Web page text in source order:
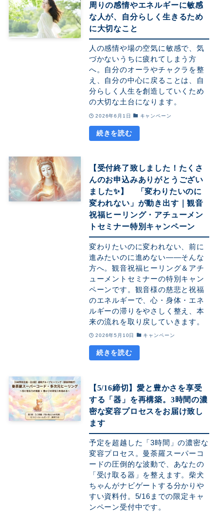
周りの感情やエネルギーに敏感
な人が、自分らしく生きるため
に大切なこと
人の感情や場の空気に敏感で、気
づかないうちに疲れてしまう方
へ。自分のオーラやチャクラを整
え、自分の中心に戻ることは、自
分らしく人生を創造していくため
の大切な土台になります。
2026年6月1日 キャンペーン
【受付終了致しました！たくさ
んのお申込みありがとうござい
ました✨】 「変わりたいのに
変われない」が動き出す｜観音
祝福ヒーリング・アチューメン
トセミナー特別キャンペーン
変わりたいのに変われない、前に
進みたいのに進めない――そんな
方へ。観音祝福ヒーリング＆アチ
ューメントセミナーの特別キャン
ペーンです。観音様の慈悲と祝福
のエネルギーで、心・身体・エネ
ルギーの滞りをやさしく整え、本
来の流れを取り戻していきます。
2026年5月10日 キャンペーン
【5/16締切】愛と豊かさを享受
する「器」を再構築。3時間の濃
密な変容プロセスをお届け致し
ます
予定を超越した「3時間」の濃密な
変容プロセス。曼荼羅スーパーコ
ードの圧倒的な波動で、あなたの
「受け取る器」を整えます。柴犬
ちゃんがナビゲートする分かりや
すい資料付。5/16までの限定キャ
ンペーン受付中です。